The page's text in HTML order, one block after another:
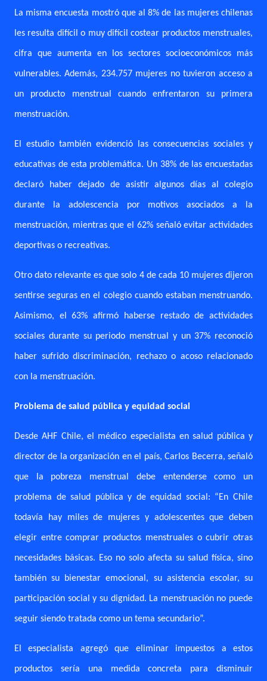
La misma encuesta mostró que al 8% de las mujeres chilenas
les resulta difícil o muy difícil costear productos menstruales,
cifra que aumenta en los sectores socioeconómicos más
vulnerables. Además, 234.757 mujeres no tuvieron acceso a
un producto menstrual cuando enfrentaron su primera
menstruación.
El estudio también evidenció las consecuencias sociales y
educativas de esta problemática. Un 38% de las encuestadas
declaró haber dejado de asistir algunos días al colegio
durante la adolescencia por motivos asociados a la
menstruación, mientras que el 62% señaló evitar actividades
deportivas o recreativas.
Otro dato relevante es que solo 4 de cada 10 mujeres dijeron
sentirse seguras en el colegio cuando estaban menstruando.
Asimismo, el 63% afirmó haberse restado de actividades
sociales durante su periodo menstrual y un 37% reconoció
haber sufrido discriminación, rechazo o acoso relacionado
con la menstruación.
Problema de salud pública y equidad social
Desde AHF Chile, el médico especialista en salud pública y
director de la organización en el país, Carlos Becerra, señaló
que la pobreza menstrual debe entenderse como un
problema de salud pública y de equidad social: “En Chile
todavía hay miles de mujeres y adolescentes que deben
elegir entre comprar productos menstruales o cubrir otras
necesidades básicas. Eso no solo afecta su salud física, sino
también su bienestar emocional, su asistencia escolar, su
participación social y su dignidad. La menstruación no puede
seguir siendo tratada como un tema secundario”.
El especialista agregó que eliminar impuestos a estos
productos sería una medida concreta para disminuir